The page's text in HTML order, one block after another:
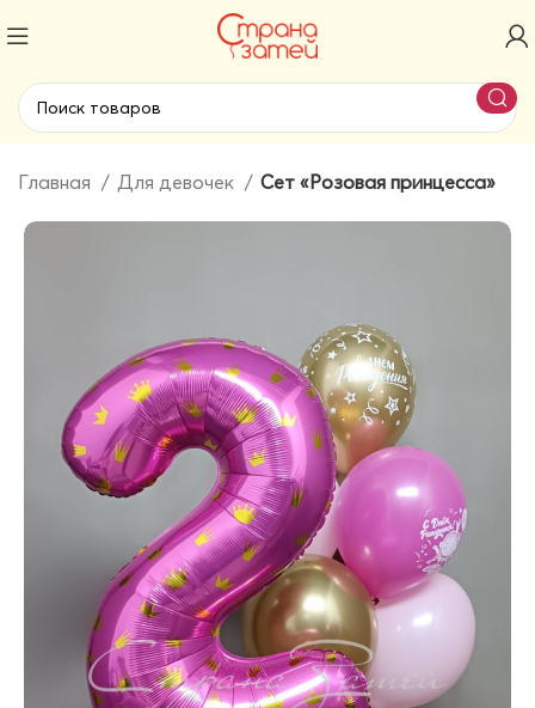
Главная Для девочек Сет «Розовая принцесса»